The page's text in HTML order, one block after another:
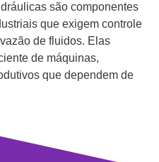
são componentes
que exigem controle
de fluidos. Elas
de máquinas,
que dependem de